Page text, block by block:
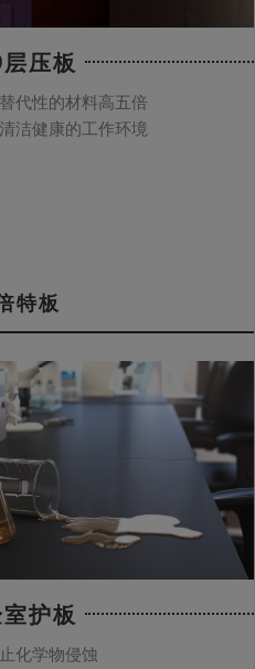
压板
代性的材料高五倍
洁健康的工作环境
特板
护板
化学物侵蚀